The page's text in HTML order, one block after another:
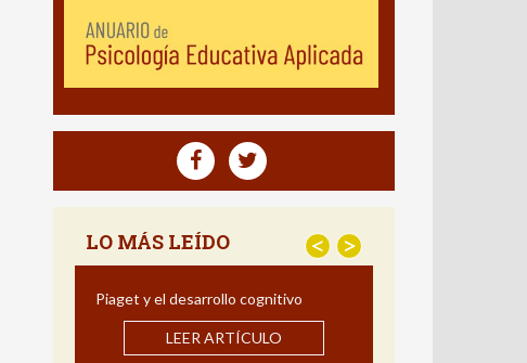
LO MÁS LEÍDO < >
Estrategias para Mejorar la
Comprensión Lectora: Impacto de un
Programa de Intervención en Español